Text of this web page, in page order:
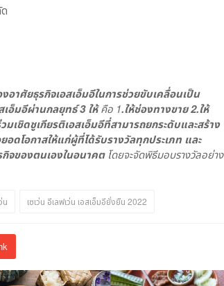
าศัยธุรกิจเอสเอ็มอีในการช่วยขับเคลื่อนเป็น
เอ็มอีผ่านกลยุทธ์ 3 ให้คือ 1.ให้ช่องทางขาย 2.ให้
เชิดชูเกียรติเอสเอ็มอีที่สามารถยกระดับและสร้าง
ดโอกาสให้แก่ผู้ที่ได้รับรางวัลทุกประเภท และ
จของตนเองในอนาคตโดยจะจัดพิธีมอบรางวัลอย่าง
น เซเว่น อีเลฟเว่น เอสเอ็มอียั่งยืน 2022